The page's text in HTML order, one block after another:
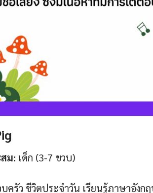
ม: เด็ก (3-7 ขวบ)
ครัว ชีวิตประจำวัน เรียนรู้ภาษาอังก